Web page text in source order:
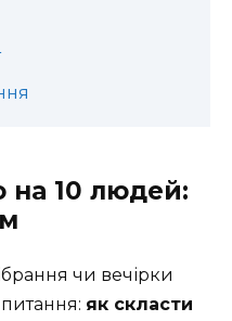
на 10 людей:
чи вечірки
як скласти